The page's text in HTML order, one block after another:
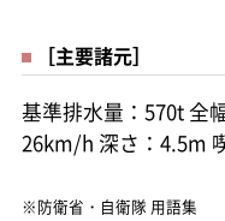
［主要諸元］
基準排水量：570t 全
26km/h 深さ：4.5m
※防衛省・自衛隊 用語集